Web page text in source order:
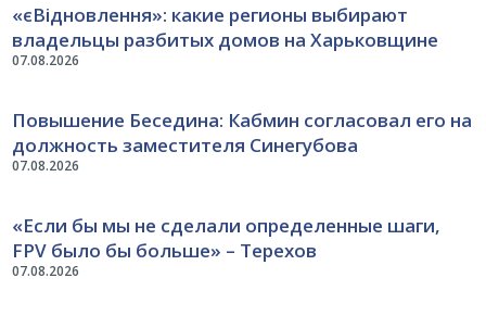
07.08.2026
«єВідновлення»: какие регионы выбирают
владельцы разбитых домов на Харьковщине
07.08.2026
Повышение Беседина: Кабмин согласовал его на
должность заместителя Синегубова
07.08.2026
«Если бы мы не сделали определенные шаги,
FPV было бы больше» – Терехов